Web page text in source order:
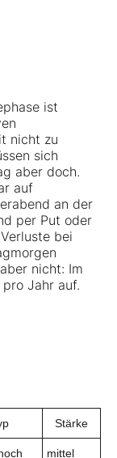
ist
nicht zu
sich
aber doch.
auf
an der
per Put oder
bei
nicht: Im
Jahr auf.
Stärke
mittel